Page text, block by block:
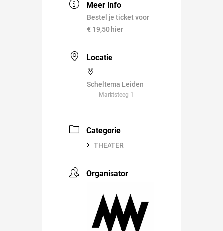
Meer Info
Bestel je ticket voor
€ 19,50 hier
Locatie
Scheltema Leiden
Marktsteeg 1
Categorie
THEATER
Organisator